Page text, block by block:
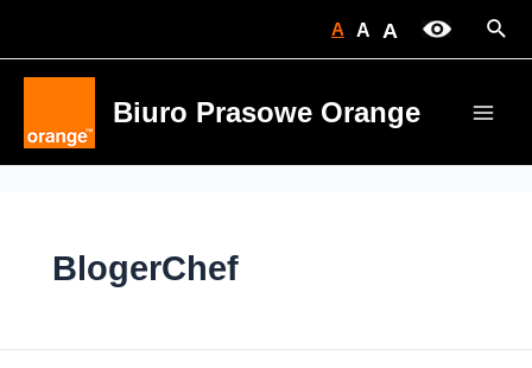
A A A
Biuro Prasowe Orange
BlogerChef